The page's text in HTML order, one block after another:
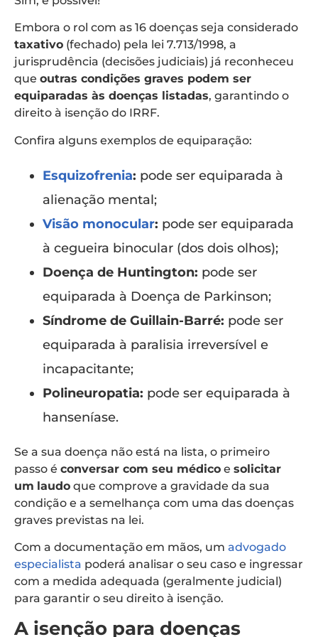
Embora o rol com as 16 doenças seja considerado
taxativo (fechado) pela lei 7.713/1998, a
jurisprudência (decisões judiciais) já reconheceu
que outras condições graves podem ser
equiparadas às doenças listadas, garantindo o
direito à isenção do IRRF.
Confira alguns exemplos de equiparação:
Esquizofrenia: pode ser equiparada à
alienação mental;
Visão monocular: pode ser equiparada
à cegueira binocular (dos dois olhos);
Doença de Huntington: pode ser
equiparada à Doença de Parkinson;
Síndrome de Guillain-Barré: pode ser
equiparada à paralisia irreversível e
incapacitante;
Polineuropatia: pode ser equiparada à
hanseníase.
Se a sua doença não está na lista, o primeiro
passo é conversar com seu médico e solicitar
um laudo que comprove a gravidade da sua
condição e a semelhança com uma das doenças
graves previstas na lei.
Com a documentação em mãos, um advogado
especialista poderá analisar o seu caso e ingressar
com a medida adequada (geralmente judicial)
para garantir o seu direito à isenção.
A isenção para doenças